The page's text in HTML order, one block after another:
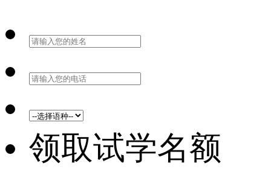
领取试学名额